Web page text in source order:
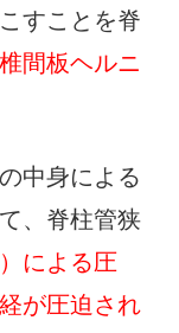
すことを脊
椎間板ヘルニ
中身による
、脊柱管狭
による圧
が圧迫され